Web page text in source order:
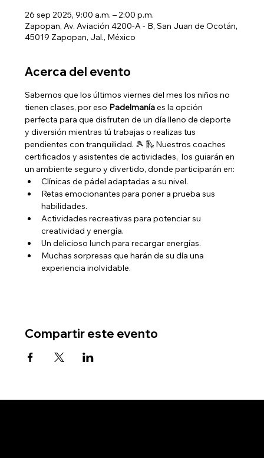
26 sep 2025, 9:00 a.m. – 2:00 p.m.
Zapopan, Av. Aviación 4200-A - B, San Juan de Ocotán,
45019 Zapopan, Jal., México
Acerca del evento
Sabemos que los últimos viernes del mes los niños no
tienen clases, por eso Padelmanía es la opción
perfecta para que disfruten de un día lleno de deporte
y diversión mientras tú trabajas o realizas tus
pendientes con tranquilidad. 🎾 🛝 Nuestros coaches
certificados y asistentes de actividades,  los guiarán en
un ambiente seguro y divertido, donde participarán en:
Clínicas de pádel adaptadas a su nivel.
Retas emocionantes para poner a prueba sus
habilidades.
Actividades recreativas para potenciar su
creatividad y energía.
Un delicioso lunch para recargar energías.
Muchas sorpresas que harán de su día una
experiencia inolvidable.
Compartir este evento